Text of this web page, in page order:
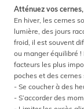
Atténuez vos
En hiver, les cernes
lumière, des jours
froid, il est souvent
ou manger équilibré !
facteurs les plus
poches et des cernes
- Se coucher à des
- S’accorder des